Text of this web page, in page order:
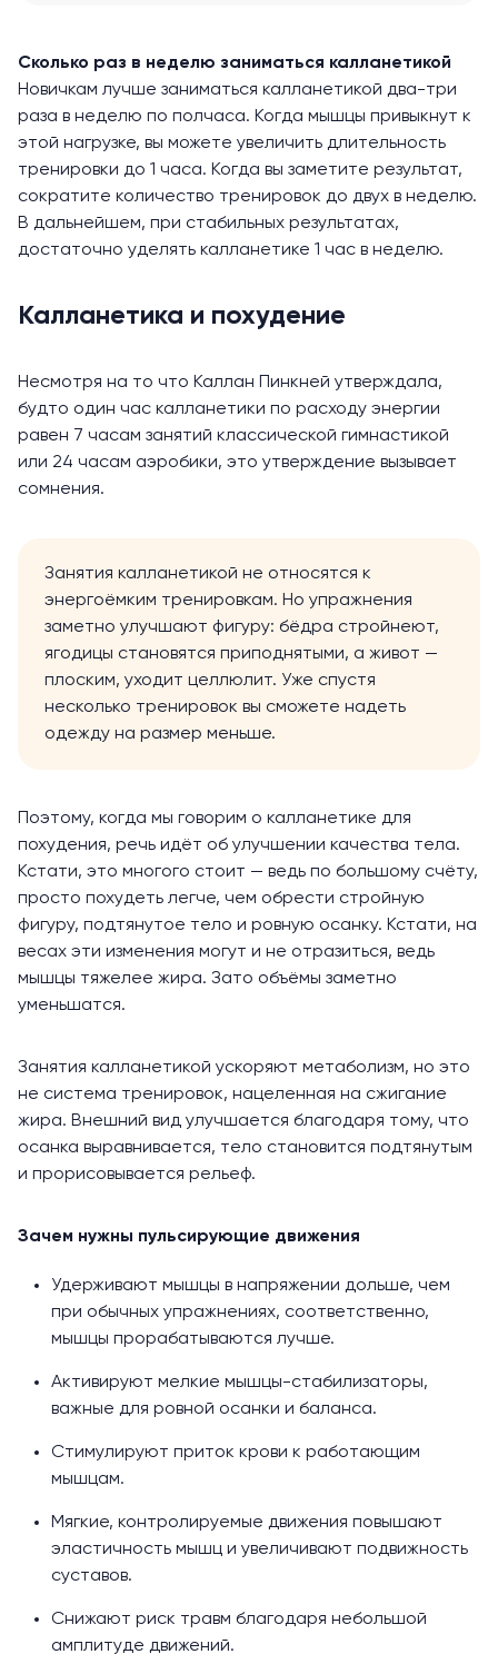
Сколько раз в неделю заниматься калланетикой
Новичкам лучше заниматься калланетикой два-три
раза в неделю по полчаса. Когда мышцы привыкнут к
этой нагрузке, вы можете увеличить длительность
тренировки до 1 часа. Когда вы заметите результат,
сократите количество тренировок до двух в неделю.
В дальнейшем, при стабильных результатах,
достаточно уделять калланетике 1 час в неделю.
Калланетика и похудение
Несмотря на то что Каллан Пинкней утверждала,
будто один час калланетики по расходу энергии
равен 7 часам занятий классической гимнастикой
или 24 часам аэробики, это утверждение вызывает
сомнения.
Занятия калланетикой не относятся к
энергоёмким тренировкам. Но упражнения
заметно улучшают фигуру: бёдра стройнеют,
ягодицы становятся приподнятыми, а живот —
плоским, уходит целлюлит. Уже спустя
несколько тренировок вы сможете надеть
одежду на размер меньше.
Поэтому, когда мы говорим о калланетике для
похудения, речь идёт об улучшении качества тела.
Кстати, это многого стоит — ведь по большому счёту,
просто похудеть легче, чем обрести стройную
фигуру, подтянутое тело и ровную осанку. Кстати, на
весах эти изменения могут и не отразиться, ведь
мышцы тяжелее жира. Зато объёмы заметно
уменьшатся.
Занятия калланетикой ускоряют метаболизм, но это
не система тренировок, нацеленная на сжигание
жира. Внешний вид улучшается благодаря тому, что
осанка выравнивается, тело становится подтянутым
и прорисовывается рельеф.
Зачем нужны пульсирующие движения
Удерживают мышцы в напряжении дольше, чем
при обычных упражнениях, соответственно,
мышцы прорабатываются лучше.
Активируют мелкие мышцы-стабилизаторы,
важные для ровной осанки и баланса.
Стимулируют приток крови к работающим
мышцам.
Мягкие, контролируемые движения повышают
эластичность мышц и увеличивают подвижность
суставов.
Снижают риск травм благодаря небольшой
амплитуде движений.